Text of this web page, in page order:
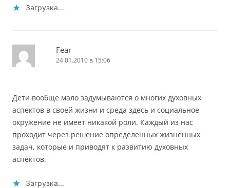
Загрузка...
Fear
24.01.2010 в 15:06
Дети вообще мало задумываются о многих духовных
аспектов в своей жизни и среда здесь и социальное
окружение не имеет никакой роли. Каждый из нас
проходит через решение определенных жизненных
задач, которые и приводят к развитию духовных
аспектов.
Загрузка...